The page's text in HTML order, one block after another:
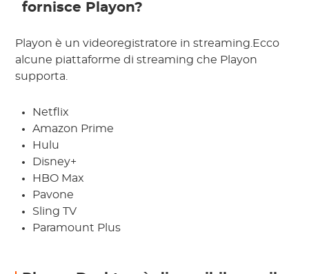
fornisce Playon?
Playon è un videoregistratore in streaming.Ecco
alcune piattaforme di streaming che Playon
supporta.
Netflix
Amazon Prime
Hulu
Disney+
HBO Max
Pavone
Sling TV
Paramount Plus